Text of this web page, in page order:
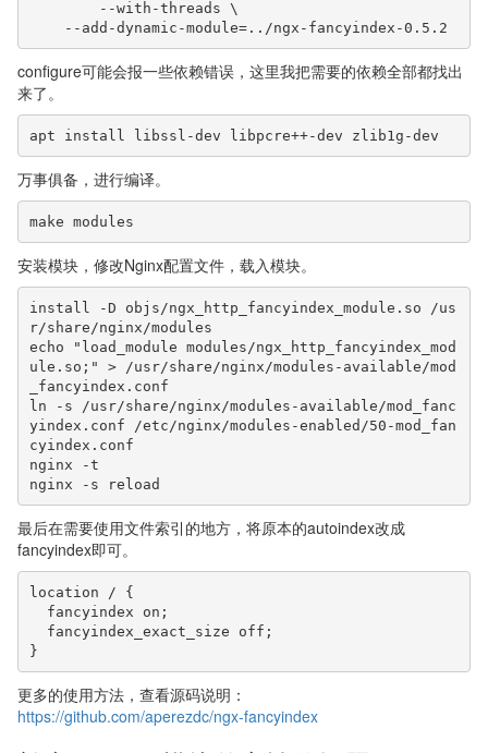
    --add-dynamic-module=../ngx-fancyindex-0.5.2
configure可能会报一些依赖错误，这里我把需要的依赖全部都找出
来了。
apt install libssl-dev libpcre++-dev zlib1g-dev
万事俱备，进行编译。
make modules
安装模块，修改Nginx配置文件，载入模块。
install -D objs/ngx_http_fancyindex_module.so /us
r/share/nginx/modules
echo "load_module modules/ngx_http_fancyindex_mod
ule.so;" > /usr/share/nginx/modules-available/mod
_fancyindex.conf
ln -s /usr/share/nginx/modules-available/mod_fanc
yindex.conf /etc/nginx/modules-enabled/50-mod_fan
cyindex.conf
nginx -t
nginx -s reload
最后在需要使用文件索引的地方，将原本的autoindex改成
fancyindex即可。
location / {
}
更多的使用方法，查看源码说明：
https://github.com/aperezdc/ngx-fancyindex